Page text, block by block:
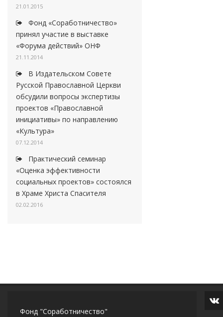
21.01.2015
Фонд «Соработничество»
принял участие в выставке
«Форума действий» ОНФ
21.11.2014
В Издательском Совете
Русской Православной Церкви
обсудили вопросы экспертизы
проектов «Православной
инициативы» по направлению
«Культура»
07.12.2014
Практический семинар
«Оценка эффективности
социальных проектов» состоялся
в Храме Христа Спасителя
02.02.2016
Фонд "Соработничество"